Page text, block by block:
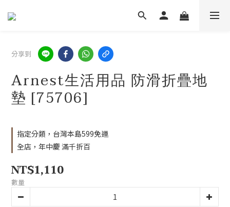
分享到
Arnest生活用品 防滑折疊地
墊 [75706]
指定分類，台灣本島599免運
全店，年中慶 滿千折百
NT$1,110
數量